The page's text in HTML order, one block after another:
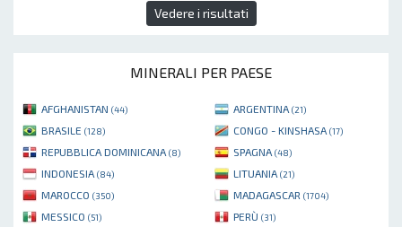
Vedere i risultati
MINERALI PER PAESE
AFGHANISTAN (44) ARGENTINA (21)
BRASILE (128) CONGO - KINSHASA (17)
REPUBBLICA DOMINICANA (8) SPAGNA (48)
INDONESIA (84) LITUANIA (21)
MAROCCO (350) MADAGASCAR (1704)
MESSICO (51) PERÙ (31)